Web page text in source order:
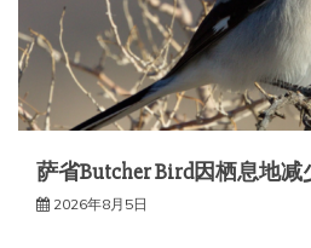
萨省Butcher Bird因栖息地
2026年8月5日